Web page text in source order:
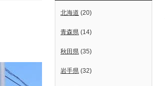
北海道 (20)
青森県 (14)
秋田県 (35)
岩手県 (32)